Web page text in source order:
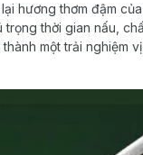
hương thơm đậm của
thời gian nấu,
một trải nghiệm